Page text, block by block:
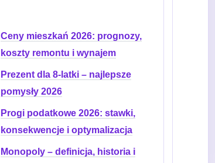
Ceny mieszkań 2026: prognozy,
koszty remontu i wynajem
Prezent dla 8-latki – najlepsze
pomysły 2026
Progi podatkowe 2026: stawki,
konsekwencje i optymalizacja
Monopoly – definicja, historia i